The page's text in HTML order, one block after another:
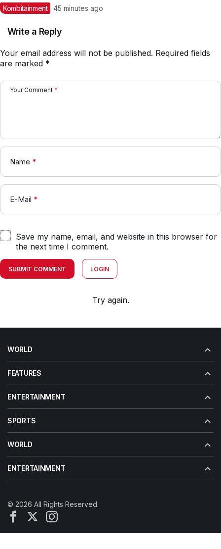
Wajah
Kombitainment 45 minutes ago
Write a Reply
Your email address will not be published. Required fields
are marked *
Your Comment *
Name *
E-Mail *
Save my name, email, and website in this browser for
the next time I comment.
SUBMIT COMMENT LOGIN
Try again.
WORLD
FEATURES
ENTERTAINMENT
SPORTS
WORLD
ENTERTAINMENT
© 2026 All Rights Reserved.